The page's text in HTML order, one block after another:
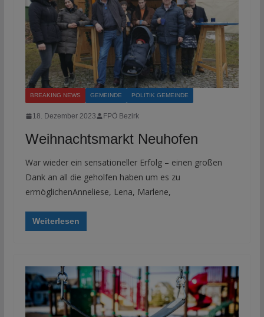
BREAKING NEWS GEMEINDE POLITIK GEMEINDE
18. Dezember 2023 FPÖ Bezirk
Weihnachtsmarkt Neuhofen
War wieder ein sensationeller Erfolg – einen großen
Dank an all die geholfen haben um es zu
ermöglichenAnneliese, Lena, Marlene,
Weiterlesen